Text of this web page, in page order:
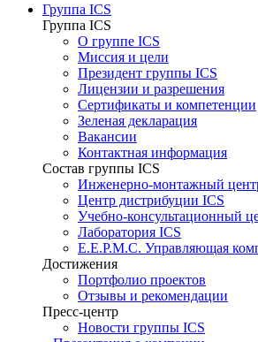
Группа ICS
Группа ICS
О группе ICS
Миссия и цели
Президент группы ICS
Лицензии и разрешения
Сертификаты и компетенции
Зеленая декларация
Вакансии
Контактная информация
Состав группы ICS
Инженерно-монтажный
Центр дистрибуции ICS
Учебно-консультационный
Лаборатория ICS
E.E.P.M.C. Управляющая
Достижения
Портфолио проектов
Отзывы и рекомендации
Пресс-центр
Новости группы ICS